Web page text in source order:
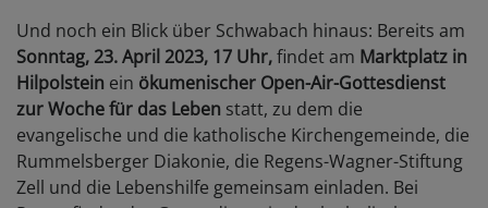
Und noch ein Blick über Schwabach hinaus: Bereits am
Sonntag, 23. April 2023, 17 Uhr,findet am Marktplatz in
Hilpolstein ein ökumenischer Open-Air-Gottesdienst
zur Woche für das Leben statt, zu dem die
evangelische und die katholische Kirchengemeinde, die
Rummelsberger Diakonie, die Regens-Wagner-Stiftung
Zell und die Lebenshilfe gemeinsam einladen. Bei